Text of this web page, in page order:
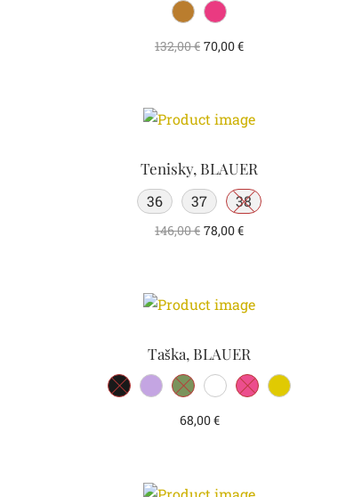
132,00€ 70,00€
Tenisky, BLAUER
36 37 38
146,00€ 78,00€
Taška, BLAUER
68,00€